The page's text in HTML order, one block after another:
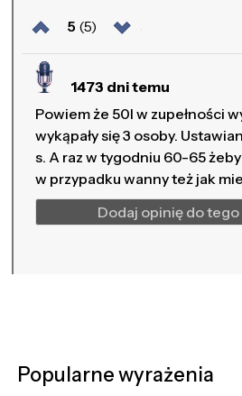
5 (5)
1473 dni temu
Powiem że 50l w zupełności
wykąpały się 3 osoby.
s. A raz w tygodniu 60-65
w przypadku wanny też jak
Dodaj opinię do
Popularne wyrażenia